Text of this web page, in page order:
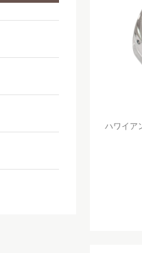
ハワイア